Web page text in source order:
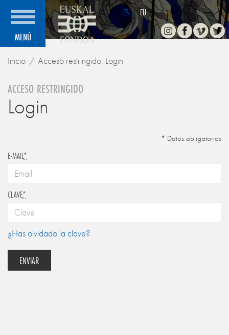
MENÚ
ES / EU
InstagramFacebook
Vimeo
Inicio Acceso restringido: Login
ACCESO RESTRINGIDO
Login
* Datos obligatorios
E-MAIL*
CLAVE*
¿Has olvidado la clave?
ENVIAR